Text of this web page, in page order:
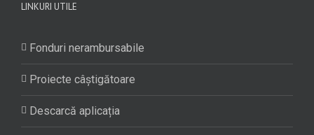
LINKURI UTILE
Fonduri nerambursabile
Proiecte câștigătoare
Descarcă aplicația